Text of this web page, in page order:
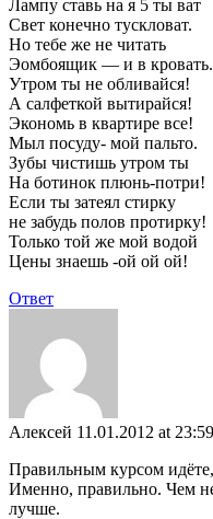
Лампу ставь на я 5 ты ват
Свет конечно тускловат.
Но тебе же не читать
Эомбоящик — и в кровать.
Утром ты не обливайся!
А салфеткой вытирайся!
Экономь в квартире все!
Мыл посуду- мой пальто.
Зубы чистишь утром ты
На ботинок плюнь-потри!
Если ты затеял стирку
не забудь полов протирку!
Только той же мой водой
Цены знаешь -ой ой ой!
Ответ
Алексей 11.01.2012 at 23:59
Правильным курсом
Именно, правильно. Чем
лучше.